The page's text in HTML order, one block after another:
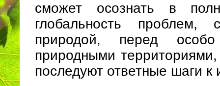
сможет осознать в
глобальность проблем,
природой, перед
природными территориями,
последуют ответные шаги к